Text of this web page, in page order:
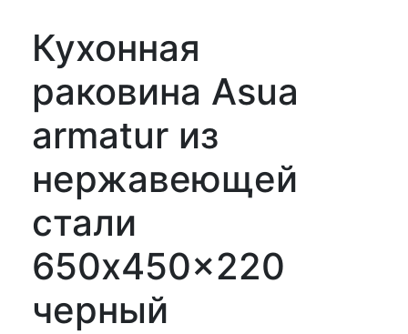
Кухонная
раковина Asua
armatur из
нержавеющей
стали
650x450x220
черный